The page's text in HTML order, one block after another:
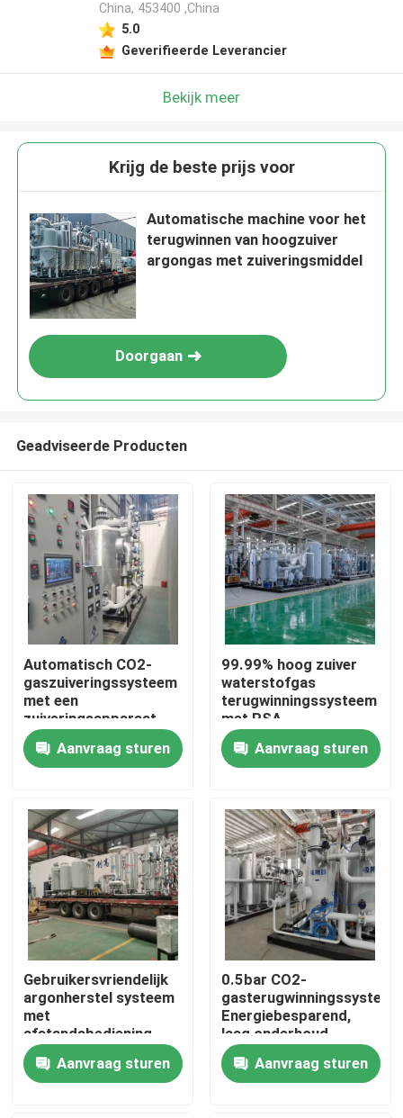
Thuis
Over ons
Fabriekstocht
Kwaliteitscontrole
Neem contact met ons op
Nieuws
Vraag een offerte
PSA stikstofgasgeneratoren
China, 453400 ,China
5.0
Geverifieerde Leverancier
Bekijk meer
Krijg de beste prijs voor
Automatische machine voor het
terugwinnen van hoogzuiver
argongas met zuiveringsmiddel
Doorgaan
Geadviseerde Producten
Automatisch CO2-
gaszuiveringssysteem
met een
zuiveringsapparaat
van 99,99% zuiverheid
Aanvraag sturen
99.99% hoog zuiver
waterstofgas
terugwinningssysteem
met PSA-
zuiveringssysteem
Aanvraag sturen
Gebruikersvriendelijk
argonherstel systeem
met
afstandsbediening
Aanvraag sturen
0.5bar CO2-
gasterugwinningssysteem
Energiebesparend,
laag onderhoud
Aanvraag sturen